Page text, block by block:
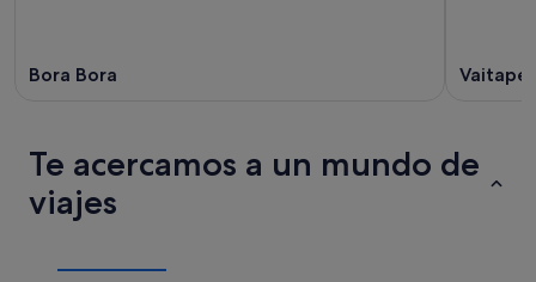
Bora Bora Vaitape
Te acercamos a un mundo de
viajes